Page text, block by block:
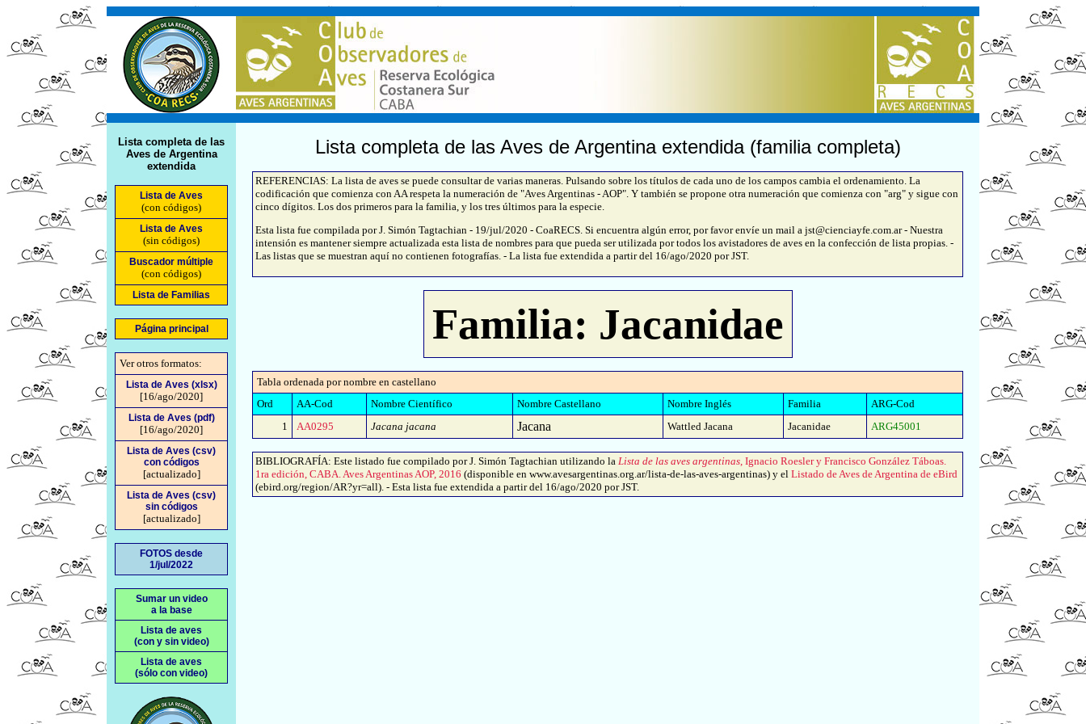
Lista completa de las
Aves de Argentina
extendida
Lista de Aves
(con códigos)
Lista de Aves
(sin códigos)
Buscador múltiple
(con códigos)
Lista de Familias
Página principal
Ver otros formatos:
Lista de Aves (xlsx)
[16/ago/2020]
Lista de Aves (pdf)
[16/ago/2020]
Lista de Aves (csv)
con códigos
[actualizado]
Lista de Aves (csv)
sin códigos
[actualizado]
FOTOS desde
1/jul/2022
Sumar un video
a la base
Lista de aves
(con y sin video)
Lista de aves
(sólo con video)
Lista completa de las Aves de Argentina extendida (familia completa)
REFERENCIAS: La lista de aves se puede consultar de varias maneras. Pulsando sobre los títulos de cada uno de los campos cambia el ordenamiento. La
codificación que comienza con AA respeta la numeración de "Aves Argentinas - AOP". Y también se propone otra numeración que comienza con "arg" y sigue con
cinco dígitos. Los dos primeros para la familia, y los tres últimos para la especie.
Esta lista fue compilada por J. Simón Tagtachian - 19/jul/2020 - CoaRECS. Si encuentra algún error, por favor envíe un mail a jst@cienciayfe.com.ar - Nuestra
intensión es mantener siempre actualizada esta lista de nombres para que pueda ser utilizada por todos los avistadores de aves en la confección de lista propias. -
Las listas que se muestran aquí no contienen fotografías. - La lista fue extendida a partir del 16/ago/2020 por JST.
Familia: Jacanidae
Tabla ordenada por nombre en castellano
Ord
AA-Cod Nombre Científico Nombre Castellano Nombre Inglés Familia
ARG-Cod
1
AA0295 Jacana jacana Jacana Wattled Jacana Jacanidae ARG45001
BIBLIOGRAFÍA: Este listado fue compilado por J. Simón Tagtachian utilizando la Lista de las aves argentinas, Ignacio Roesler y Francisco González Táboas.
1ra edición, CABA. Aves Argentinas AOP, 2016 (disponible en www.avesargentinas.org.ar/lista-de-las-aves-argentinas) y el Listado de Aves de Argentina de eBird
(ebird.org/region/AR?yr=all). - Esta lista fue extendida a partir del 16/ago/2020 por JST.